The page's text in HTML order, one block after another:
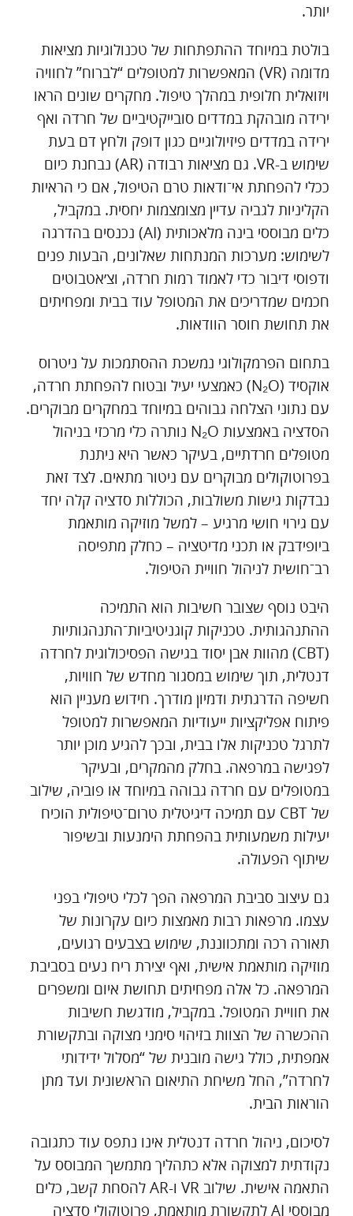
יותר.
בולטת במיוחד ההתפתחות של טכנולוגיות מציאות
מדומה (VR) המאפשרות למטופלים “לברוח” לחוויה
ויזואלית חלופית במהלך טיפול. מחקרים שונים הראו
ירידה מובהקת במדדים סובייקטיביים של חרדה ואף
ירידה במדדים פיזיולוגיים כגון דופק ולחץ דם בעת
שימוש ב-VR. גם מציאות רבודה (AR) נבחנת כיום
ככלי להפחתת אי־ודאות טרם הטיפול, אם כי הראיות
הקליניות לגביה עדיין מצומצמות יחסית. במקביל,
כלים מבוססי בינה מלאכותית (AI) נכנסים בהדרגה
לשימוש: מערכות המנתחות שאלונים, הבעות פנים
ודפוסי דיבור כדי לאמוד רמות חרדה, וצ׳אטבוטים
חכמים שמדריכים את המטופל עוד בבית ומפחיתים
את תחושת חוסר הוודאות.
בתחום הפרמקולוגי נמשכת ההסתמכות על ניטרוס
אוקסיד (N₂O) כאמצעי יעיל ובטוח להפחתת חרדה,
עם נתוני הצלחה גבוהים במיוחד במחקרים מבוקרים.
הסדציה באמצעות N₂O נותרה כלי מרכזי בניהול
מטופלים חרדתיים, בעיקר כאשר היא ניתנת
בפרוטוקולים מבוקרים עם ניטור מתאים. לצד זאת
נבדקות גישות משולבות, הכוללות סדציה קלה יחד
עם גירוי חושי מרגיע – למשל מוזיקה מותאמת
ביופידבק או תכני מדיטציה – כחלק מתפיסה
רב־חושית לניהול חוויית הטיפול.
היבט נוסף שצובר חשיבות הוא התמיכה
ההתנהגותית. טכניקות קוגניטיביות־התנהגותיות
(CBT) מהוות אבן יסוד בגישה הפסיכולוגית לחרדה
דנטלית, תוך שימוש במסגור מחדש של חוויות,
חשיפה הדרגתית ודמיון מודרך. חידוש מעניין הוא
פיתוח אפליקציות ייעודיות המאפשרות למטופל
לתרגל טכניקות אלו בבית, ובכך להגיע מוכן יותר
לפגישה במרפאה. בחלק מהמקרים, ובעיקר
במטופלים עם חרדה גבוהה במיוחד או פוביה, שילוב
של CBT עם תמיכה דיגיטלית טרום־טיפולית הוכיח
יעילות משמעותית בהפחתת הימנעות ובשיפור
שיתוף הפעולה.
גם עיצוב סביבת המרפאה הפך לכלי טיפולי בפני
עצמו. מרפאות רבות מאמצות כיום עקרונות של
תאורה רכה ומתכווננת, שימוש בצבעים רגועים,
מוזיקה מותאמת אישית, ואף יצירת ריח נעים בסביבת
המרפאה. כל אלה מפחיתים תחושת איום ומשפרים
את חוויית המטופל. במקביל, מודגשת חשיבות
ההכשרה של הצוות בזיהוי סימני מצוקה ובתקשורת
אמפתית, כולל גישה מובנית של “מסלול ידידותי
לחרדה”, החל משיחת התיאום הראשונית ועד מתן
הוראות הבית.
לסיכום, ניהול חרדה דנטלית אינו נתפס עוד כתגובה
נקודתית למצוקה אלא כתהליך מתמשך המבוסס על
התאמה אישית. שילוב VR ו-AR להסחת קשב, כלים
מבוססי AI לתקשורת מותאמת, פרוטוקולי סדציה